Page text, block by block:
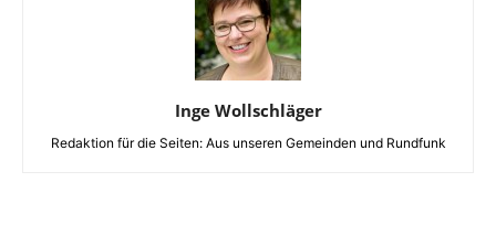
Inge Wollschläger
Redaktion für die Seiten: Aus unseren Gemeinden und Rundfunk